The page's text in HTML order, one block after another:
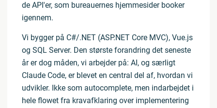
de API'er, som bureauernes hjemmesider booker
igennem.
Vi bygger på C#/.NET (ASP.NET Core MVC), Vue.js
og SQL Server. Den største forandring det seneste
år er dog måden, vi arbejder på: AI, og særligt
Claude Code, er blevet en central del af, hvordan vi
udvikler. Ikke som autocomplete, men indarbejdet i
hele flowet fra kravafklaring over implementering